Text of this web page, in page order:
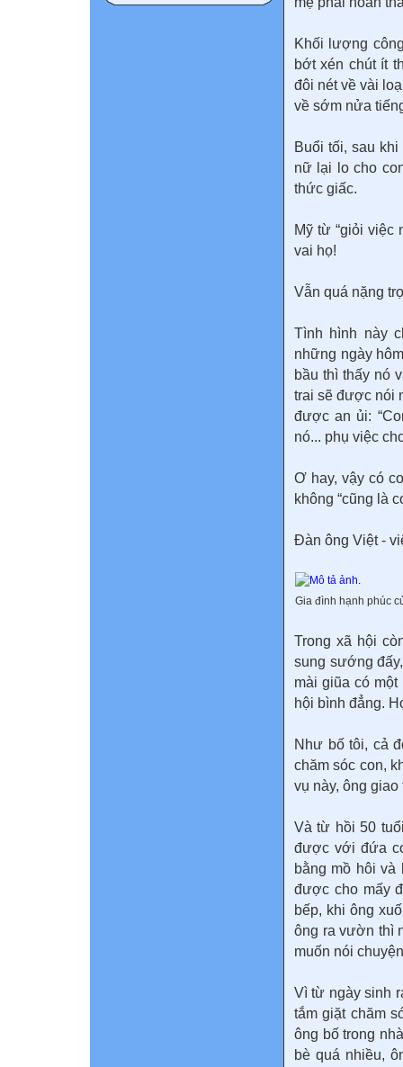
Khối lượng
bớt xén chút ít
đôi nét về vài
về sớm nửa
Buổi tối, sau
nữ lại lo cho
thức giấc.
Mỹ từ “giỏi việc
vai họ!
Vẫn quá nặng
Tình hình này
những ngày
bầu thì thấy nó
trai sẽ được nói
được an ủi:
nó... phụ việc
Ơ hay, vậy có
không “cũng là
Đàn ông Việt -
Gia đình hạnh phúc
Trong xã hội
sung sướng
mài giũa có
hội bình đẳng.
Như bố tôi, cả
chăm sóc con,
vụ này, ông giao
Và từ hồi 50
được với đứa
bằng mồ hôi và
được cho mấy
bếp, khi ông
ông ra vườn thì
muốn nói
Vì từ ngày sinh
tắm giặt chăm
ông bố trong
bè quá nhiều,